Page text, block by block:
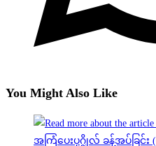
You Might Also Like